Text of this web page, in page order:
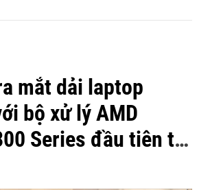
mắt dải laptop
bộ xử lý AMD
Series đầu tiên tại